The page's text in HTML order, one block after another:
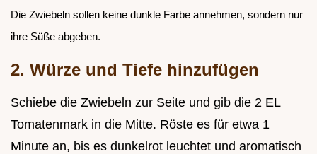
Die Zwiebeln sollen keine dunkle Farbe annehmen, sondern nur
ihre Süße abgeben.
2. Würze und Tiefe hinzufügen
Schiebe die Zwiebeln zur Seite und gib die 2 EL
Tomatenmark in die Mitte. Röste es für etwa 1
Minute an, bis es dunkelrot leuchtet und aromatisch